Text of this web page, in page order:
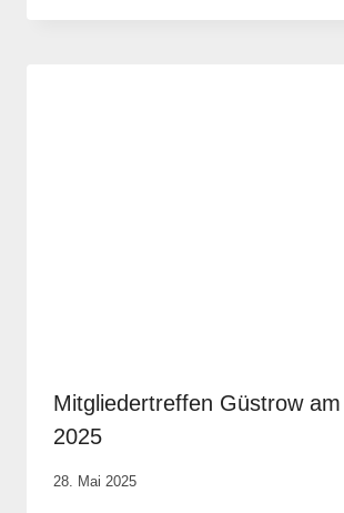
Krause
Mitgliedertreffen Güstrow
2025
Von
28. Mai 2025